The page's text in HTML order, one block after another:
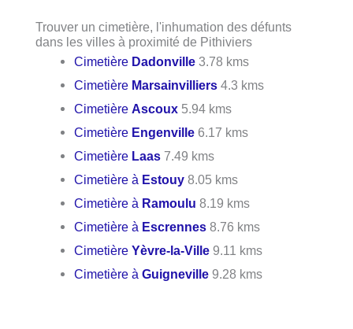
Trouver un cimetière, l'inhumation des défunts
dans les villes à proximité de Pithiviers
Cimetière Dadonville 3.78 kms
Cimetière Marsainvilliers 4.3 kms
Cimetière Ascoux 5.94 kms
Cimetière Engenville 6.17 kms
Cimetière Laas 7.49 kms
Cimetière à Estouy 8.05 kms
Cimetière à Ramoulu 8.19 kms
Cimetière à Escrennes 8.76 kms
CimetièreYèvre-la-Ville 9.11 kms
Cimetière àGuigneville 9.28 kms